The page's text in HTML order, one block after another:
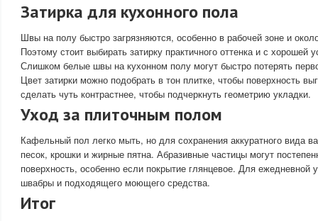
Затирка для кухонного пола
Швы на полу быстро загрязняются, особенно в рабочей зоне и
Поэтому стоит выбирать затирку практичного оттенка и с хорошей
Слишком белые швы на кухонном полу могут быстро потерять
Цвет затирки можно подобрать в тон плитке, чтобы поверхность
сделать чуть контрастнее, чтобы подчеркнуть геометрию укладки.
Уход за плиточным полом
Кафельный пол легко мыть, но для сохранения аккуратного вида
песок, крошки и жирные пятна. Абразивные частицы могут
поверхность, особенно если покрытие глянцевое. Для ежедневной
швабры и подходящего моющего средства.
Итог